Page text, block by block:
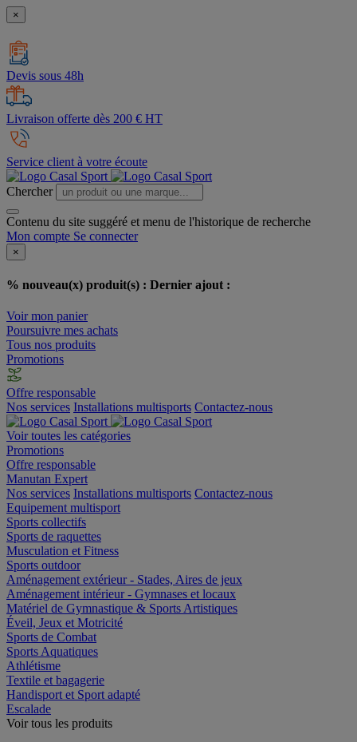
×
Devis sous 48h
Livraison offerte dès 200 € HT
Service client à votre écoute
Chercher
Contenu du site suggéré et menu de l'historique de recherche
Mon compte Se connecter
×
% nouveau(x) produit(s) : Dernier ajout :
Voir mon panier
Poursuivre mes achats
Tous nos produits
Promotions
Offre responsable
Nos services Installations multisports Contactez-nous
Voir toutes les catégories
Promotions
Offre responsable
Manutan Expert
Nos services Installations multisports Contactez-nous
Equipement multisport
Sports collectifs
Sports de raquettes
Musculation et Fitness
Sports outdoor
Aménagement extérieur - Stades, Aires de jeux
Aménagement intérieur - Gymnases et locaux
Matériel de Gymnastique & Sports Artistiques
Éveil, Jeux et Motricité
Sports de Combat
Sports Aquatiques
Athlétisme
Textile et bagagerie
Handisport et Sport adapté
Escalade
Voir tous les produits